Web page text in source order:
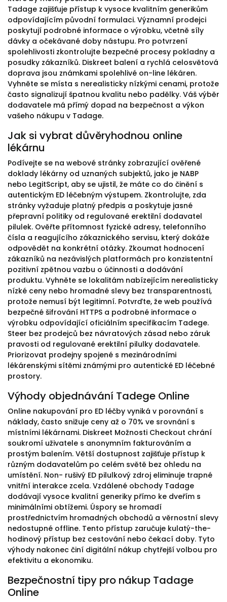
Tadage zajišťuje přístup k vysoce kvalitním generikům
odpovídajícím původní formulaci. Významní prodejci
poskytují podrobné informace o výrobku, včetně síly
dávky a očekávané doby nástupu. Pro potvrzení
spolehlivosti zkontrolujte bezpečné procesy pokladny a
posudky zákazníků. Diskreet balení a rychlá celosvětová
doprava jsou známkami spolehlivé on-line lékáren.
Vyhněte se místa s nerealisticky nízkými cenami, protože
často signalizují špatnou kvalitu nebo padělky. Váš výběr
dodavatele má přímý dopad na bezpečnost a výkon
vašeho nákupu v Tadage.
Jak si vybrat důvěryhodnou online
lékárnu
Podívejte se na webové stránky zobrazující ověřené
doklady lékárny od uznaných subjektů, jako je NABP
nebo LegitScript, aby se ujistil, že máte co do činění s
autentickým ED léčebným výstupem. Zkontrolujte, zda
stránky vyžaduje platný předpis a poskytuje jasné
přepravní politiky od regulované erektilní dodavatel
pilulek. Ověřte přítomnost fyzické adresy, telefonního
čísla a reagujícího zákaznického servisu, který dokáže
odpovědět na konkrétní otázky. Zkoumat hodnocení
zákazníků na nezávislých platformách pro konzistentní
pozitivní zpětnou vazbu o účinnosti a dodávání
produktu. Vyhněte se lokalitám nabízejícím nerealisticky
nízké ceny nebo hromadné slevy bez transparentnosti,
protože nemusí být legitimní. Potvrďte, že web používá
bezpečné šifrování HTTPS a podrobné informace o
výrobku odpovídající oficiálním specifikacím Tadege.
Steer bez prodejců bez návratových zásad nebo záruk
pravosti od regulované erektilní pilulky dodavatele.
Priorizovat prodejny spojené s mezinárodními
lékárenskými sítěmi známými pro autentické ED léčebné
prostory.
Výhody objednávání Tadege Online
Online nakupování pro ED léčby vyniká v porovnání s
náklady, často snižuje ceny až o 70% ve srovnání s
místními lékárnami. Diskreet Možnosti Checkout chrání
soukromí uživatele s anonymním fakturováním a
prostým balením. Větší dostupnost zajišťuje přístup k
různým dodavatelům po celém světě bez ohledu na
umístění. Non- rušivý ED pilulkový zdroj eliminuje trapné
vnitřní interakce zcela. Vzdálené obchody Tadage
dodávají vysoce kvalitní generiky přímo ke dveřím s
minimálními obtížemi. Úspory se hromadí
prostřednictvím hromadných obchodů a věrnostní slevy
nedostupné offline. Tento přístup zaručuje kulatý-the-
hodinový přístup bez cestování nebo čekací doby. Tyto
výhody nakonec činí digitální nákup chytřejší volbou pro
efektivitu a ekonomiku.
Bezpečnostní tipy pro nákup Tadage
Online